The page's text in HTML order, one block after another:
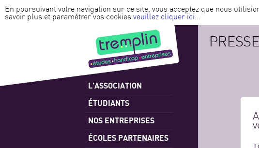
En poursuivant votre navigation sur ce site, vous acceptez que nous
savoir plus et paramétrer vos cookies veuillez cliquer ici...
L’ASSOCIATION
ÉTUDIANTS
NOS ENTREPRISES
ÉCOLES PARTENAIRES
PRESSE